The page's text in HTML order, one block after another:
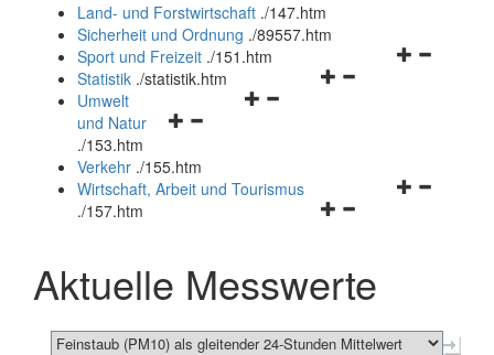
und
schließen
Land- und Forstwirtschaft ./147.htm
Sicherheit und Ordnung ./89557.htm
Navigationsmenü
Sport und Freizeit ./151.htm
Navigationsmenü
Statistik ./statistik.htm
Navigationsmenü
und
schließen
Umwelt
und Natur
./153.htm
Verkehr ./155.htm
Navigationsmenü
schließen
Wirtschaft, Arbeit und Tourismus
./157.htm
Aktuelle Messwerte